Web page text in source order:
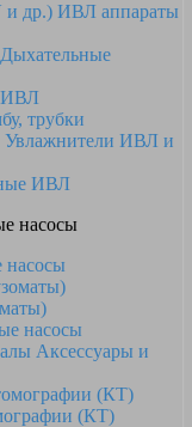
ИВЛ аппараты
Дыхательные
ИВЛ
трубки
Увлажнители ИВЛ и
ИВЛ
насосы
насосы
Аксессуары и
(КТ)